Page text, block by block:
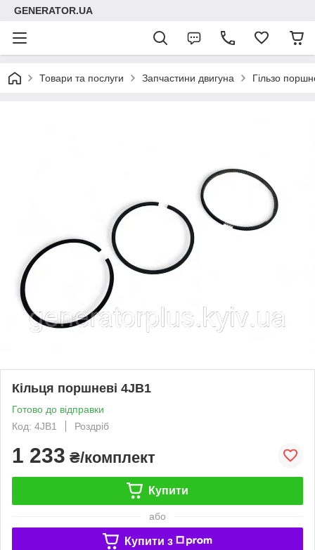
GENERATOR.UA
Товари та послуги Запчастини двигуна Гільзо
Кільця поршневі 4JB1
Готово до відправки
Код: 4JB1
Роздріб
1 233 ₴/комплект
Купити
або
Купити з